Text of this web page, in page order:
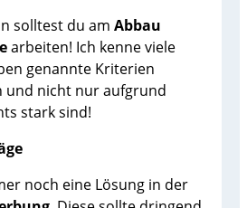
solltest du am Abbau
arbeiten! Ich kenne viele
genannte Kriterien
und nicht nur aufgrund
stark sind!
noch eine Lösung in der